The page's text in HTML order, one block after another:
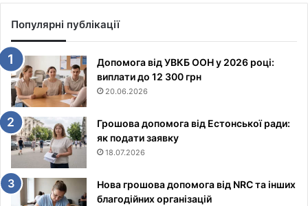
Популярні публікації
Допомога від УВКБ ООН у 2026 році:
виплати до 12 300 грн
20.06.2026
Грошова допомога від Естонської ради:
як подати заявку
18.07.2026
Нова грошова допомога від NRC та інших
благодійних організацій